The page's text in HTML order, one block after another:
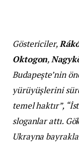
Göstericiler,
Oktogon,
Budapeşte’nin
yürüyüşlerini
temel haktır”,
sloganlar attı.
Ukrayna